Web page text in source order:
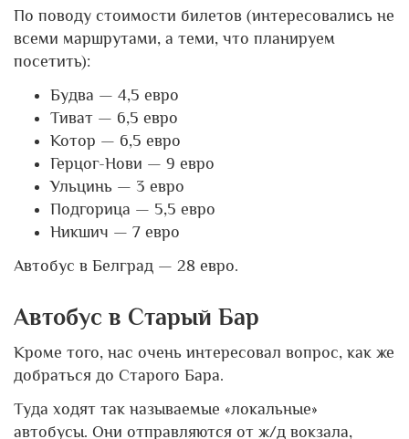
По поводу стоимости билетов (интересовались не
всеми маршрутами, а теми, что планируем
посетить):
Будва — 4,5 евро
Тиват — 6,5 евро
Котор — 6,5 евро
Герцог-Нови — 9 евро
Ульцинь — 3 евро
Подгорица — 5,5 евро
Никшич — 7 евро
Автобус в Белград — 28 евро.
Автобус в Старый Бар
Кроме того, нас очень интересовал вопрос, как же
добраться до Старого Бара.
Туда ходят так называемые «локальные»
автобусы. Они отправляются от ж/д вокзала,